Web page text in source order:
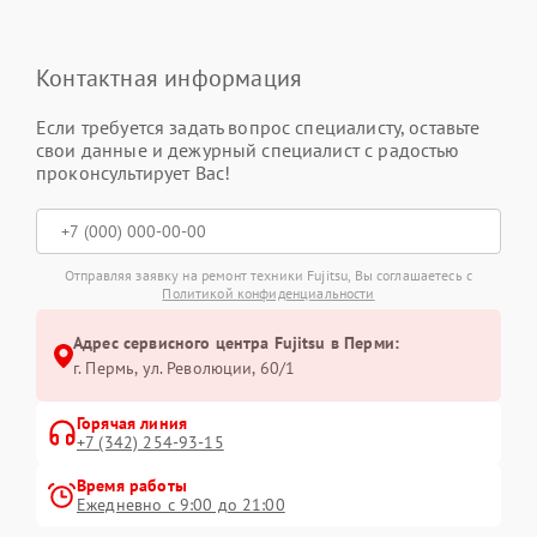
Контактная информация
Если требуется задать вопрос специалисту, оставьте
свои данные и дежурный специалист с радостью
проконсультирует Вас!
Отправляя заявку на ремонт техники Fujitsu, Вы соглашаетесь с
Политикой конфиденциальности
Адрес сервисного центра Fujitsu в Перми:
г. Пермь, ул. ​Революции, 60/1
Горячая линия
+7 (342) 254-93-15
Время работы
Ежедневно с 9:00 до 21:00